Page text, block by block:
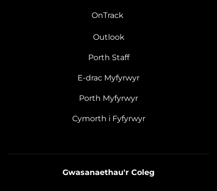
OnTrack
Outlook
Porth Staff
E-drac Myfyrwyr
Porth Myfyrwyr
Cymorth i Fyfyrwyr
Gwasanaethau'r Coleg